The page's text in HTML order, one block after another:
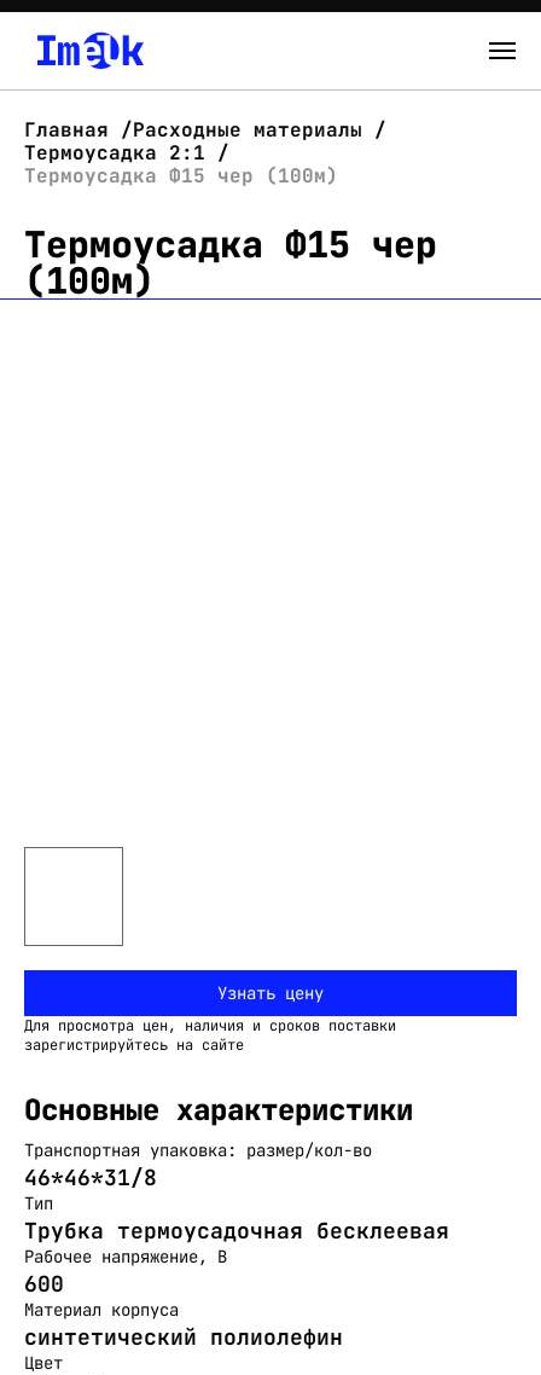
О нас
Новости
Склад
Главная
Расходные материалы
Термоусадка 2:1
Термоусадка Ф15 чер (100м)
Термоусадка Ф15 чер
(100м)
Узнать цену
Для просмотра цен, наличия и сроков поставки
зарегистрируйтесь на сайте
Основные характеристики
Транспортная упаковка: размер/кол-во
46*46*31/8
Тип
Трубка термоусадочная бесклеевая
Рабочее напряжение, В
600
Материал корпуса
синтетический полиолефин
Цвет